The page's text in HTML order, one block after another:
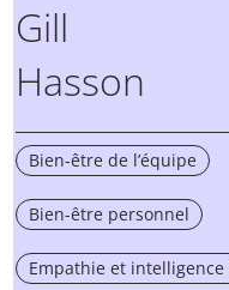
Gill
Hasson
Bien-être de l’équipe
Bien-être personnel
Empathie et